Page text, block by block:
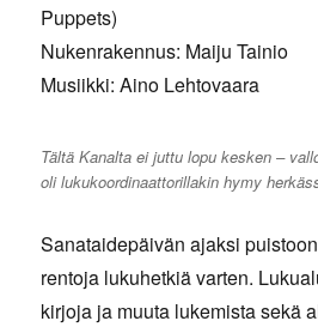
Puppets)
Nukenrakennus: Maiju Tainio
Musiikki: Aino Lehtovaara
Tältä Kanalta ei juttu lopu kesken –
oli lukukoordinaattorillakin hymy
Sanataidepäivän ajaksi
rentoja lukuhetkiä varten.
kirjoja ja muuta lukemista sekä